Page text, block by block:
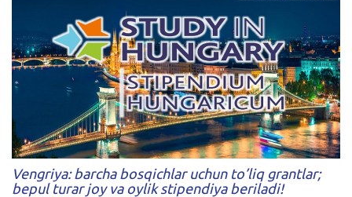
Vengriya: barcha bosqichlar uchun to’liq grantlar;
bepul turar joy va oylik stipendiya beriladi!